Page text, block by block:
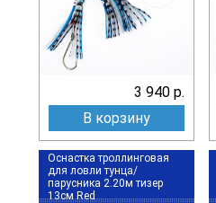
3 940 р.
В корзину
Оснастка троллинговая
для ловли тунца/
парусника 2.20м тизер
13см Red